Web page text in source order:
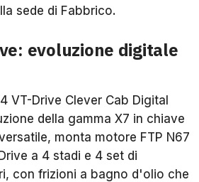
sede di Fabbrico.
evoluzione digitale
VT-Drive Clever Cab Digital
della gamma X7 in chiave
monta motore FTP N67
a 4 stadi e 4 set di
con frizioni a bagno d'olio che